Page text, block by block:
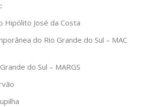
Hipólito José da Costa
do Rio Grande do Sul – MAC
do Sul – MARGS